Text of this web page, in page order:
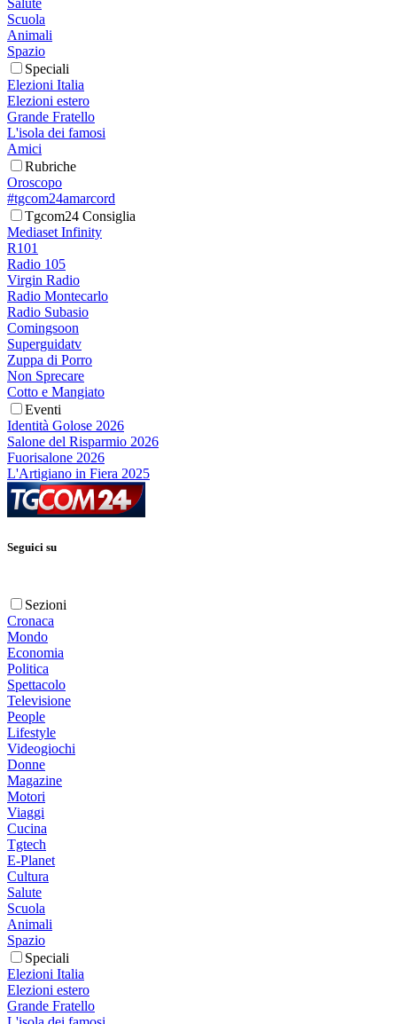
Scuola
Animali
Spazio
Speciali
Elezioni Italia
Elezioni estero
Grande Fratello
L'isola dei famosi
Amici
Rubriche
Oroscopo
#tgcom24amarcord
Tgcom24 Consiglia
Mediaset Infinity
R101
Radio 105
Virgin Radio
Radio Montecarlo
Radio Subasio
Comingsoon
Superguidatv
Zuppa di Porro
Non Sprecare
Cotto e Mangiato
Eventi
Identità Golose 2026
Salone del Risparmio 2026
Fuorisalone 2026
L'Artigiano in Fiera 2025
Seguici su
Sezioni
Cronaca
Mondo
Economia
Politica
Spettacolo
Televisione
People
Lifestyle
Videogiochi
Donne
Magazine
Motori
Viaggi
Cucina
Tgtech
E-Planet
Cultura
Salute
Scuola
Animali
Spazio
Speciali
Elezioni Italia
Elezioni estero
Grande Fratello